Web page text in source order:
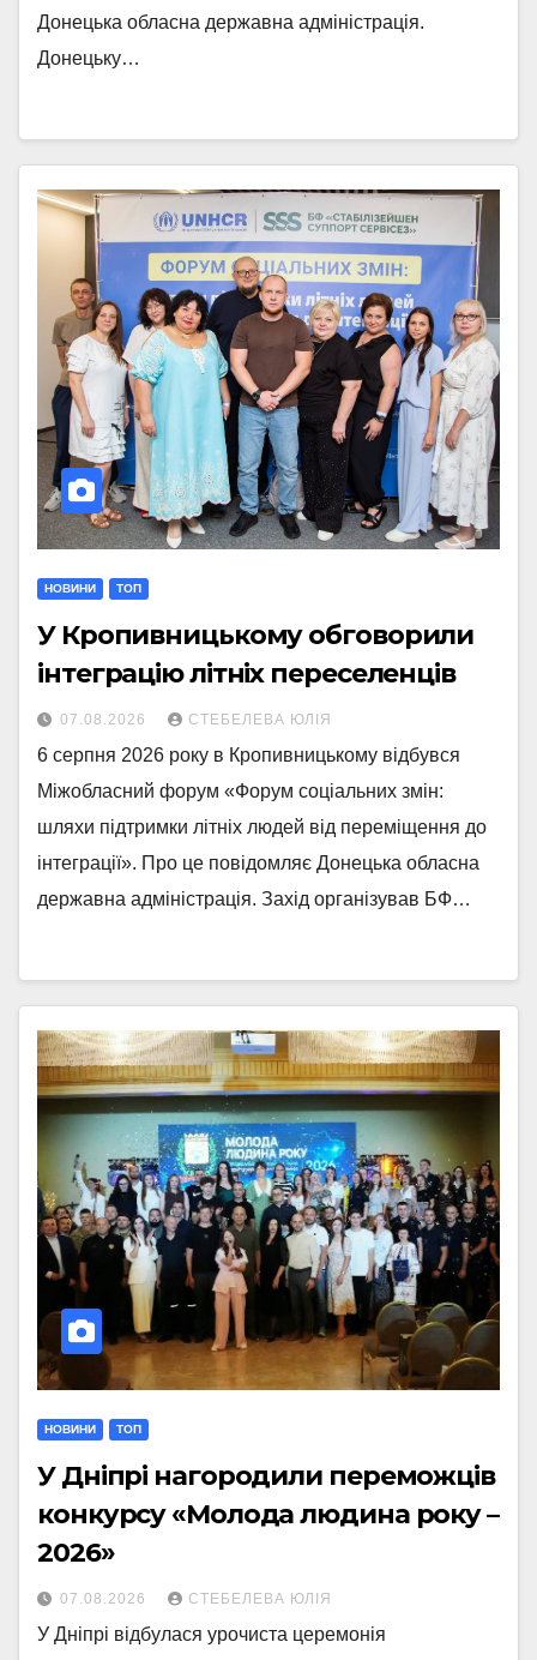
Донецька обласна державна адміністрація.
Донецьку…
НОВИНИ ТОП
У Кропивницькому обговорили
інтеграцію літніх переселенців
07.08.2026 СТЕБЕЛЕВА ЮЛІЯ
6 серпня 2026 року в Кропивницькому відбувся
Міжобласний форум «Форум соціальних змін:
шляхи підтримки літніх людей від переміщення до
інтеграції». Про це повідомляє Донецька обласна
державна адміністрація. Захід організував БФ…
НОВИНИ ТОП
У Дніпрі нагородили переможців
конкурсу «Молода людина року –
2026»
07.08.2026 СТЕБЕЛЕВА ЮЛІЯ
У Дніпрі відбулася урочиста церемонія